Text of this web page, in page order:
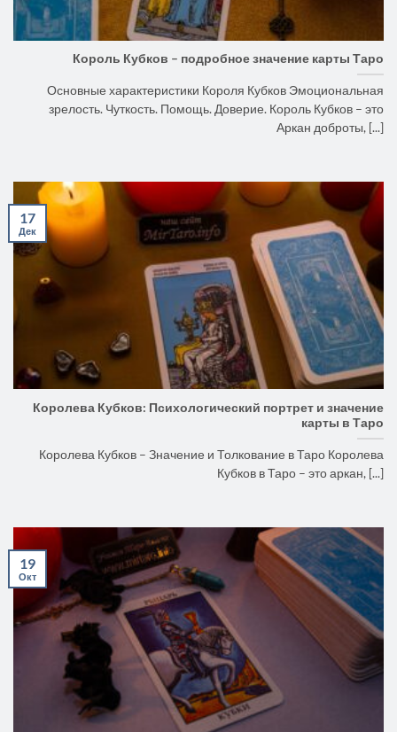
Король Кубков – подробное значение карты Таро
Основные характеристики Короля Кубков Эмоциональная
зрелость. Чуткость. Помощь. Доверие. Король Кубков – это
Аркан доброты, [...]
Королева Кубков: Психологический портрет и значение
карты в Таро
Королева Кубков – Значение и Толкование в Таро Королева
Кубков в Таро – это аркан, [...]
17
Дек
19
Окт